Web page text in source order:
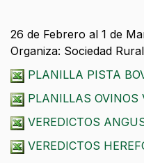
26 de Febrero al 1 de
Organiza: Sociedad
PLANILLA PISTA
PLANILLAS OVINOS
VEREDICTOS
VEREDICTOS